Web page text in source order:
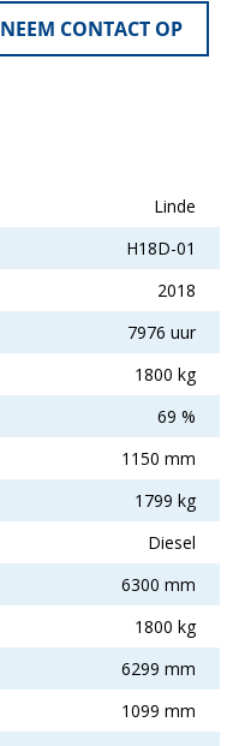
NEEM CONTACT OP
Linde
H18D-01
2018
7976 uur
1800 kg
69 %
1150 mm
1799 kg
Diesel
6300 mm
1800 kg
6299 mm
1099 mm